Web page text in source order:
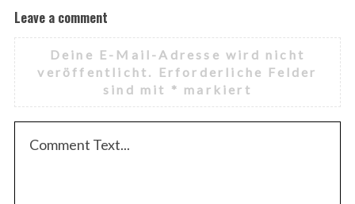
Leave a comment
Deine E-Mail-Adresse wird nicht
veröffentlicht.
Erforderliche Felder
sind mit * markiert